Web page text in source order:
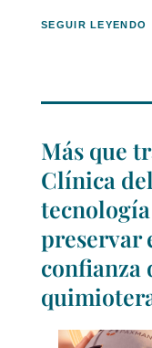
SEGUIR LEYENDO
Más que
Clínica
preservar
confianza